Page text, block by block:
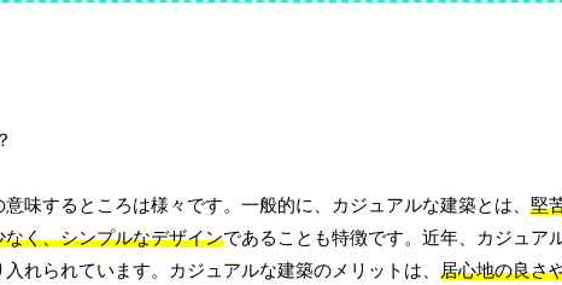
味するところは様々です。一般的に、カジュアルな建築とは、 堅
なく、シンプルなデザインであることも特徴です。近年、カジュア
れられています。カジュアルな建築のメリットは、 居心地の良さ